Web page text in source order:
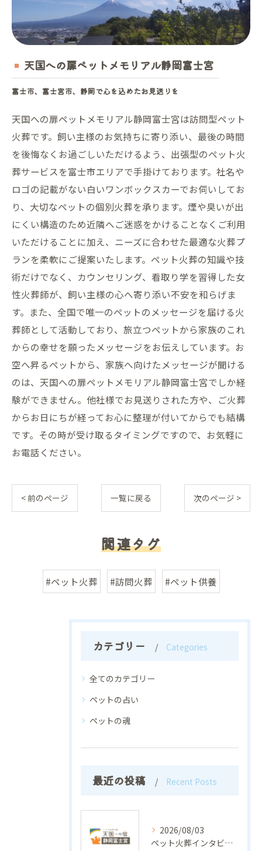
天国への扉ペットメモリアル静岡富士宮
富士市、富士宮市、静岡で心を込めたお見送りを
天国への扉ペットメモリアル静岡富士宮は訪問型ペット
火葬です。飼い主様のお気持ちに寄り添い、最後の時間
を後悔なくお過ごしいただけるよう、出張型のペット火
葬サービスを富士市エリアで手掛けております。社名や
ロゴの記載がない白いワンボックスカーでお伺いしてお
り、大切なペットの個別火葬を承ります。煙や臭いが出
にくい構造のため近隣へご迷惑をかけることなくご利用
いただけることに加え、ニーズに合わせた最適な火葬プ
ランを柔軟にご提案いたします。ペット火葬の知識や技
術だけでなく、カウンセリング、看取り学を習得した女
性火葬師が、飼い主様の心へ寄り添い不安を和らげま
す。また、全国で唯一のペットのメッセージを届ける火
葬師として活動しており、旅立つペットから家族のこれ
からの幸せを願ったメッセージをお伝えしています。お
空へ昇るペットから、家族へ向けたメッセージが聞ける
のは、天国への扉ペットメモリアル静岡富士宮でしか経
験ができません。他社様でお見送りされた方や、ご火葬
からお日にちが経ってお心に整理が付いてからでも結構
です。その時が受け取るタイミングですので、お気軽に
お電話ください。
< 前のページ 一覧に戻る 次のページ >
関連タグ
#ペット火葬 #訪問火葬 #ペット供養
カテゴリー Categories
全てのカテゴリー
ペットの占い
ペットの魂
最近の投稿 Recent Posts
2026/08/03
ペット火葬インタビューで実際の体験談から見える選び方と後悔しないお別れの工夫